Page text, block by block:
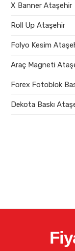
X Banner Ataşehir
Roll Up Ataşehir
Folyo Kesim
Araç Magneti
Forex Fotoblok
Dekota Baskı